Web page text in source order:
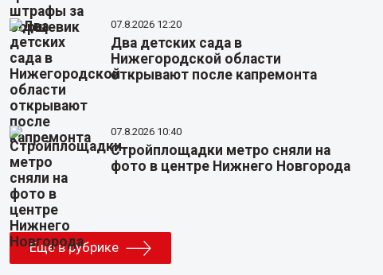
07.8.2026 12:20
Два детских сада в
Нижегородской области
открывают после капремонта
07.8.2026 10:40
Стройплощадки метро сняли на
фото в центре Нижнего Новгорода
Еще в рубрике